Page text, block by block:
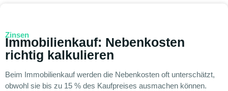
Zinsen
Immobilienkauf: Nebenkosten
richtig kalkulieren
Beim Immobilienkauf werden die Nebenkosten oft unterschätzt,
obwohl sie bis zu 15 % des Kaufpreises ausmachen können.